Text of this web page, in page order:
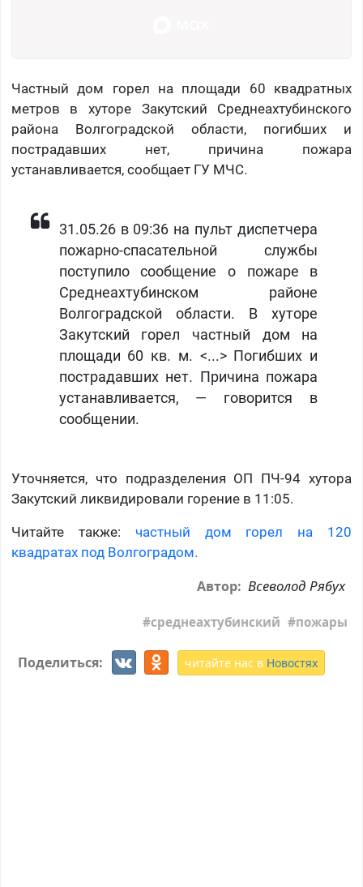
Частный дом горел на площади 60 квадратных
метров в хуторе Закутский Среднеахтубинского
района Волгоградской области, погибших и
пострадавших нет, причина пожара
устанавливается, сообщает ГУ МЧС.
31.05.26 в 09:36 на пульт диспетчера
пожарно-спасательной службы
поступило сообщение о пожаре в
Среднеахтубинском районе
Волгоградской области. В хуторе
Закутский горел частный дом на
площади 60 кв. м. <...> Погибших и
пострадавших нет. Причина пожара
устанавливается, — говорится в
сообщении.
Уточняется, что подразделения ОП ПЧ-94 хутора
Закутский ликвидировали горение в 11:05.
Читайте также: частный дом горел на 120
квадратах под Волгоградом.
Автор: Всеволод Рябух
среднеахтубинский пожары
Поделиться: читайте нас в Новостях